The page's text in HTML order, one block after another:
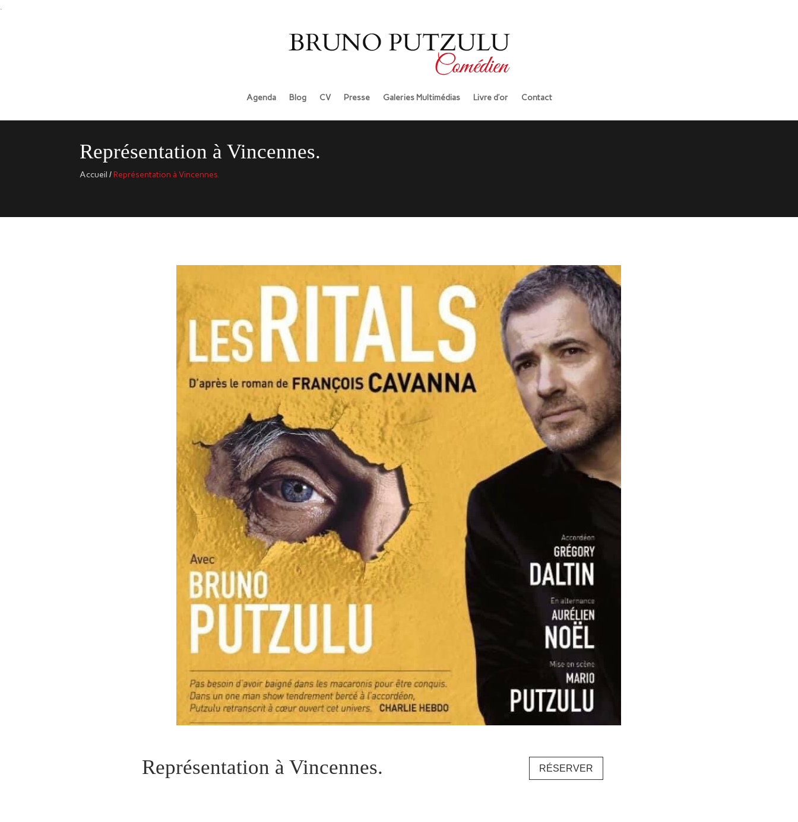
.
Agenda Blog CV Presse Galeries Multimédias Livre d’or Contact
Représentation à Vincennes.
Accueil /Représentation à Vincennes.
Représentation à Vincennes. RÉSERVER